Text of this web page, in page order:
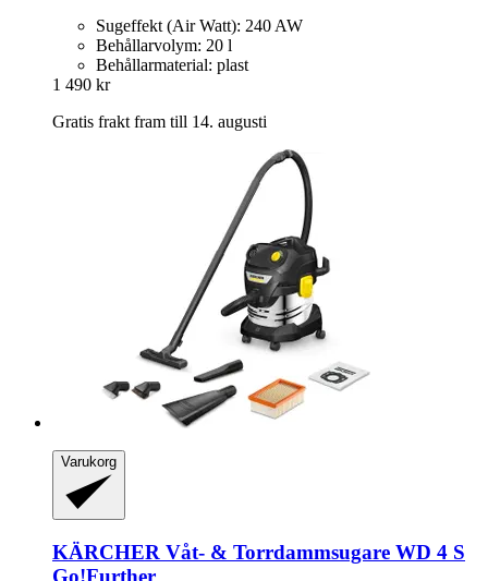
Sugeffekt (Air Watt): 240 AW
Behållarvolym: 20 l
Behållarmaterial: plast
1 490 kr
Gratis frakt fram till 14. augusti
Varukorg
KÄRCHER Våt-​ & Torrdammsugare WD 4 S
Go!Further